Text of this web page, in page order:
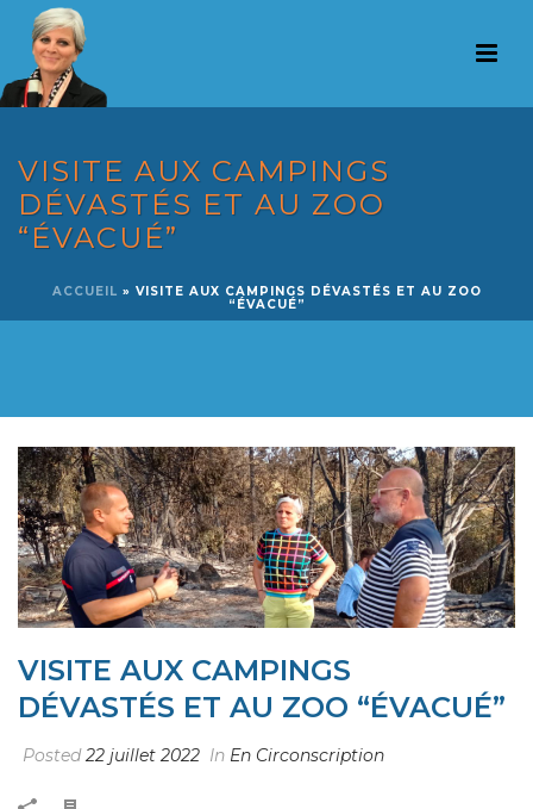
VISITE AUX CAMPINGS
DÉVASTÉS ET AU ZOO
“ÉVACUÉ”
ACCUEIL » VISITE AUX CAMPINGS DÉVASTÉS ET AU ZOO
“ÉVACUÉ”
VISITE AUX CAMPINGS
DÉVASTÉS ET AU ZOO “ÉVACUÉ”
Posted22 juillet 2022 In En Circonscription